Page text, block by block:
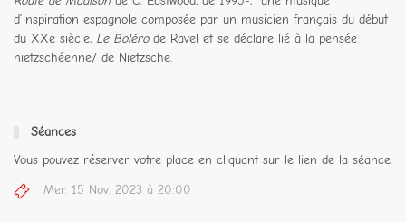
d’inspiration espagnole composée par un musicien français du début
du XXe siècle, Le Bolérode Ravel et se déclare lié à la pensée
nietzschéenne/ de Nietzsche.
Séances
Vous pouvez réserver votre place en cliquant sur le lien de la séance.
Mer. 15 Nov. 2023 à 20:00